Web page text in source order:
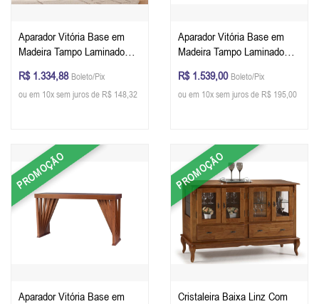
Aparador Vitória Base em
Madeira Tampo Laminado
Pinhão
R$ 1.334,88 Boleto/Pix
ou em 10x sem juros de R$ 148,32
Aparador Vitória Base em
Madeira Tampo Laminado
Pinhão
R$ 1.539,00 Boleto/Pix
ou em 10x sem juros de R$ 195,00
PROMOÇÃO
Aparador Vitória Base em
PROMOÇÃO
Cristaleira Baixa Linz Com